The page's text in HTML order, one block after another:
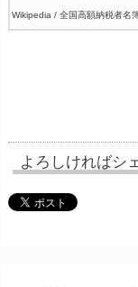
Wikipedia / 全国高額納税者名
よろしければシ